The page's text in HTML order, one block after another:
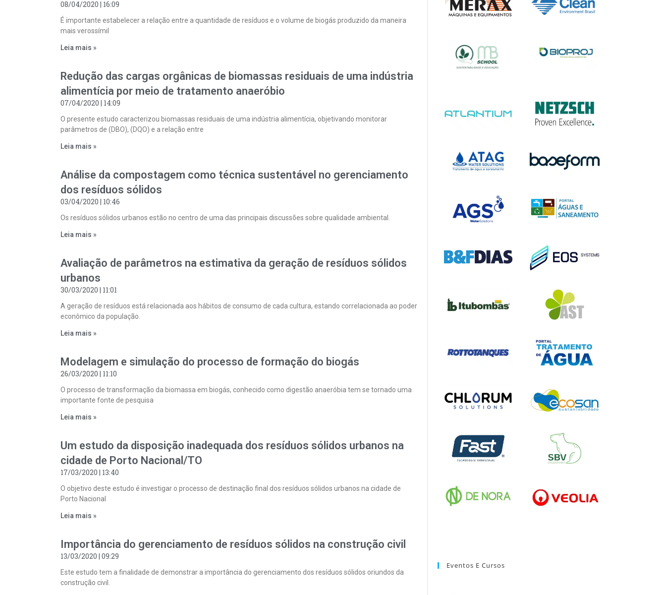
08/04/2020 16:09
É importante estabelecer a relação entre a quantidade de resíduos e o volume de biogás produzido da maneira
mais verossímil
Leia mais »
Redução das cargas orgânicas de biomassas residuais de uma indústria
alimentícia por meio de tratamento anaeróbio
07/04/2020 14:09
O presente estudo caracterizou biomassas residuais de uma indústria alimentícia, objetivando monitorar
parâmetros de (DBO), (DQO) e a relação entre
Leia mais »
Análise da compostagem como técnica sustentável no gerenciamento
dos resíduos sólidos
03/04/2020 10:46
Os resíduos sólidos urbanos estão no centro de uma das principais discussões sobre qualidade ambiental.
Leia mais »
Avaliação de parâmetros na estimativa da geração de resíduos sólidos
urbanos
30/03/2020 11:01
A geração de resíduos está relacionada aos hábitos de consumo de cada cultura, estando correlacionada ao poder
econômico da população.
Leia mais »
Modelagem e simulação do processo de formação do biogás
26/03/2020 11:10
O processo de transformação da biomassa em biogás, conhecido como digestão anaeróbia tem se tornado uma
importante fonte de pesquisa
Leia mais »
Um estudo da disposição inadequada dos resíduos sólidos urbanos na
cidade de Porto Nacional/TO
17/03/2020 13:40
O objetivo deste estudo é investigar o processo de destinação final dos resíduos sólidos urbanos na cidade de
Porto Nacional
Leia mais »
Importância do gerenciamento de resíduos sólidos na construção civil
13/03/2020 09:29
Este estudo tem a finalidade de demonstrar a importância do gerenciamento dos resíduos sólidos oriundos da
construção civil.
Eventos E Cursos